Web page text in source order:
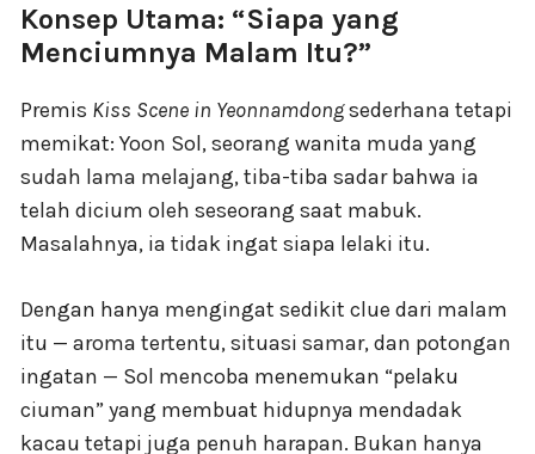
Konsep Utama: “Siapa yang
Menciumnya Malam Itu?”
Premis Kiss Scene in Yeonnamdongsederhana tetapi
memikat: Yoon Sol, seorang wanita muda yang
sudah lama melajang, tiba-tiba sadar bahwa ia
telah dicium oleh seseorang saat mabuk.
Masalahnya, ia tidak ingat siapa lelaki itu.
Dengan hanya mengingat sedikit clue dari malam
itu — aroma tertentu, situasi samar, dan potongan
ingatan — Sol mencoba menemukan “pelaku
ciuman” yang membuat hidupnya mendadak
kacau tetapi juga penuh harapan. Bukan hanya